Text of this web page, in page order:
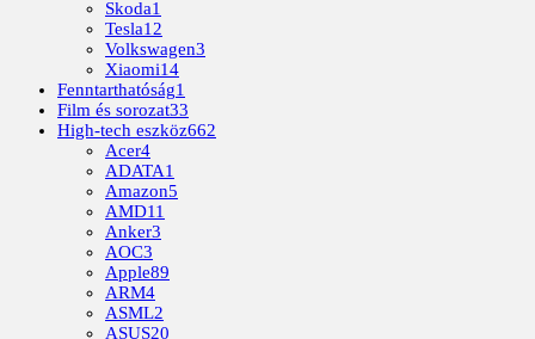
Skoda1
Tesla12
Volkswagen3
Xiaomi14
Fenntarthatóság1
Film és sorozat33
High-tech eszköz662
Acer4
ADATA1
Amazon5
AMD11
Anker3
AOC3
Apple89
ARM4
ASML2
ASUS20